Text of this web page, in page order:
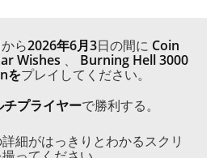
から2026年6月3日の間に Coin
Wishes 、 Burning Hell 3000
をプレイしてください。
プライヤーで勝利する。
細がはっきりとわかるスクリ